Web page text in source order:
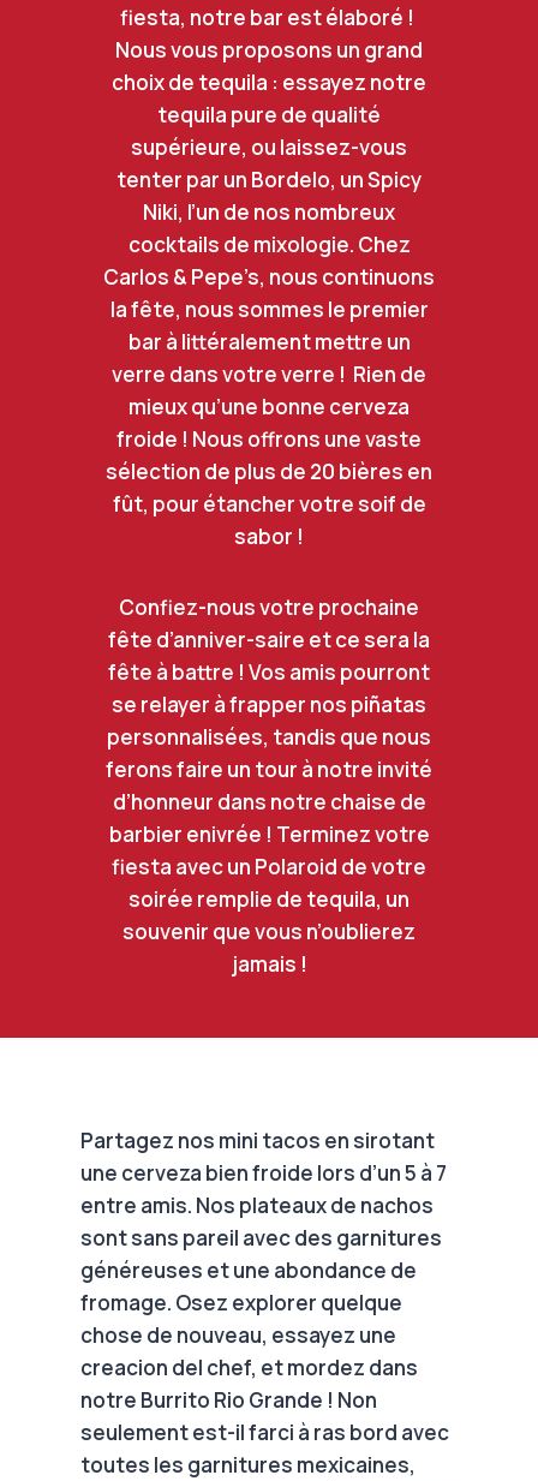
fiesta, notre bar est élaboré !
Nous vous proposons un grand
choix de tequila : essayez notre
tequila pure de qualité
supérieure, ou laissez-vous
tenter par un Bordelo, un Spicy
Niki, l’un de nos nombreux
cocktails de mixologie. Chez
Carlos & Pepe’s, nous continuons
la fête, nous sommes le premier
bar à littéralement mettre un
verre dans votre verre ! Rien de
mieux qu’une bonne cerveza
froide ! Nous offrons une vaste
sélection de plus de 20 bières en
fût, pour étancher votre soif de
sabor !
Confiez-nous votre prochaine
fête d’anniver-saire et ce sera la
fête à battre ! Vos amis pourront
se relayer à frapper nos piñatas
personnalisées, tandis que nous
ferons faire un tour à notre invité
d’honneur dans notre chaise de
barbier enivrée ! Terminez votre
fiesta avec un Polaroid de votre
soirée remplie de tequila, un
souvenir que vous n’oublierez
jamais !
Partagez nos mini tacos en sirotant
une cerveza bien froide lors d’un 5 à 7
entre amis. Nos plateaux de nachos
sont sans pareil avec des garnitures
généreuses et une abondance de
fromage. Osez explorer quelque
chose de nouveau, essayez une
creacion del chef, et mordez dans
notre Burrito Rio Grande ! Non
seulement est-il farci à ras bord avec
toutes les garnitures mexicaines,